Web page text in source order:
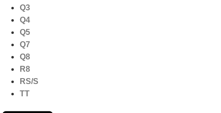
Q3
Q4
Q5
Q7
Q8
R8
RS/S
TT